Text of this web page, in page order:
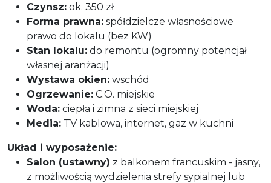
Czynsz: ok. 350 zł
Forma prawna: spółdzielcze własnościowe
prawo do lokalu (bez KW)
Stan lokalu: do remontu (ogromny potencjał
własnej aranżacji)
Wystawa okien: wschód
Ogrzewanie: C.O. miejskie
Woda: ciepła i zimna z sieci miejskiej
Media: TV kablowa, internet, gaz w kuchni
Układ i wyposażenie:
Salon (ustawny) z balkonem francuskim - jasny,
z możliwością wydzielenia strefy sypialnej lub